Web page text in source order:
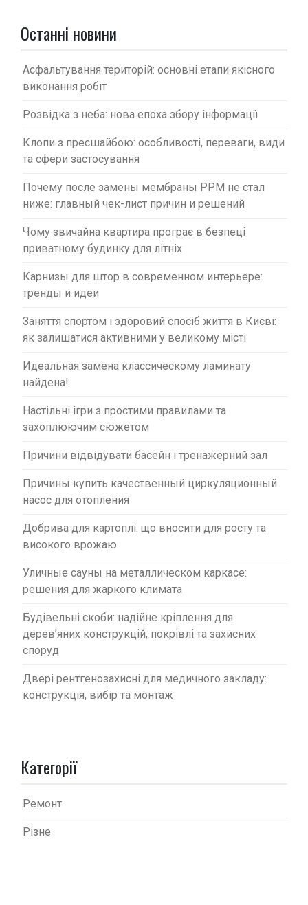
Останні новини
Асфальтування територій: основні етапи якісного
виконання робіт
Розвідка з неба: нова епоха збору інформації
Клопи з пресшайбою: особливості, переваги, види
та сфери застосування
Почему после замены мембраны PPM не стал
ниже: главный чек-лист причин и решений
Чому звичайна квартира програє в безпеці
приватному будинку для літніх
Карнизы для штор в современном интерьере:
тренды и идеи
Заняття спортом і здоровий спосіб життя в Києві:
як залишатися активними у великому місті
Идеальная замена классическому ламинату
найдена!
Настільні ігри з простими правилами та
захоплюючим сюжетом
Причини відвідувати басейн і тренажерний зал
Причины купить качественный циркуляционный
насос для отопления
Добрива для картоплі: що вносити для росту та
високого врожаю
Уличные сауны на металлическом каркасе:
решения для жаркого климата
Будівельні скоби: надійне кріплення для
дерев’яних конструкцій, покрівлі та захисних
споруд
Двері рентгенозахисні для медичного закладу:
конструкція, вибір та монтаж
Категорії
Ремонт
Різне